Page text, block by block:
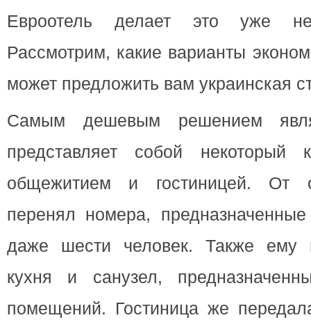
Евроотель делает это уже
Рассмотрим, какие варианты
может предложить вам украинская
Самым дешевым решением
представляет собой некоторый
общежитием и гостиницей. От
перенял номера,
даже шести человек. Также ему
кухня и санузел,
помещений. Гостиница же